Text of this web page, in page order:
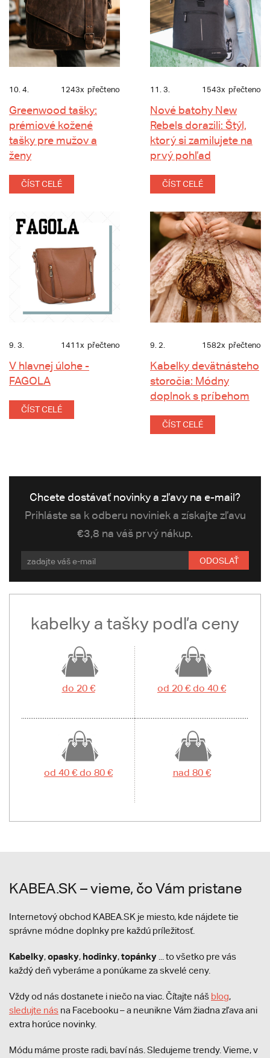
10. 4. 1243x přečteno
Greenwood tašky:
prémiové kožené
tašky pre mužov a
ženy
ČÍST CELÉ
11. 3. 1543x přečteno
Nové batohy New
Rebels dorazili: Štýl,
ktorý si zamilujete na
prvý pohľad
ČÍST CELÉ
9. 3. 1411x přečteno
V hlavnej úlohe -
FAGOLA
ČÍST CELÉ
9. 2. 1582x přečteno
Kabelky devätnásteho
storočia: Módny
doplnok s príbehom
ČÍST CELÉ
Chcete dostávať novinky a zľavy na e-mail?
Prihláste sa k odberu noviniek a získajte zľavu
€3,8 na váš prvý nákup.
ODOSLAŤ
kabelky a tašky podľa ceny
do 20 € od 20 € do 40 €
od 40 € do 80 € nad 80 €
KABEA.SK – vieme, čo Vám pristane
Internetový obchod KABEA.SK je miesto, kde nájdete tie
správne módne doplnky pre každú príležitosť.
Kabelky,opasky, hodinky,topánky ... to všetko pre vás
každý deň vyberáme a ponúkame za skvelé ceny.
Vždy od nás dostanete i niečo na viac. Čítajte náš blog,
sledujte nás na Facebooku – a neunikne Vám žiadna zľava ani
extra horúce novinky.
Módu máme proste radi, baví nás. Sledujeme trendy. Vieme, v